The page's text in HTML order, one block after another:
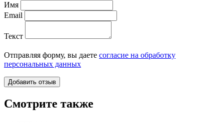
Имя
Email
Текст
Отправляя форму, вы даете согласие на обработку
персональных данных
Смотрите также